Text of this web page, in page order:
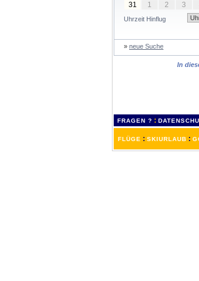
31
1 2 3
Uhrzeit Hinflug
» neue Suche
In
FRAGEN ? :
FLÜGE : SKIURLAUB :